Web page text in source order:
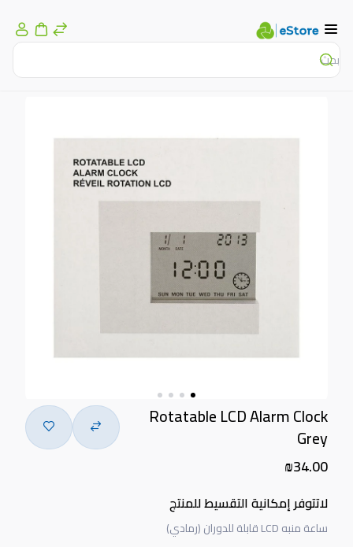
Rotatable LCD Alarm Clock
Grey
₪34.00
لاتتوفر إمكانية التقسيط للمنتج
ساعة منبه LCD قابلة للدوران (رمادي)